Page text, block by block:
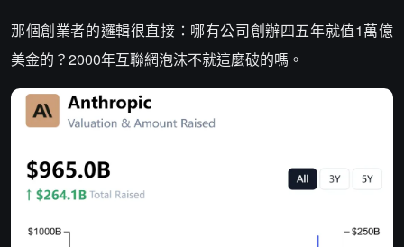
那個創業者的邏輯很直接：哪有公司創辦四五年就值1萬億
美金的？2000年互聯網泡沫不就這麼破的嗎。